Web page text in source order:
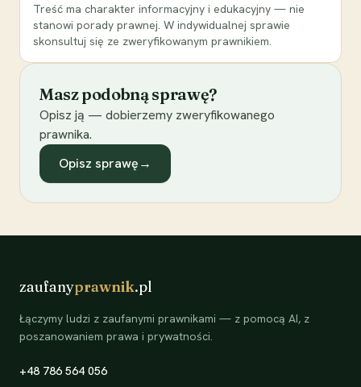
Treść ma charakter informacyjny i edukacyjny — nie
stanowi porady prawnej. W indywidualnej sprawie
skonsultuj się ze zweryfikowanym prawnikiem.
Masz podobną sprawę?
Opisz ją — dobierzemy zweryfikowanego
prawnika.
Opisz sprawę→
zaufanyprawnik.pl
Łączymy ludzi z zaufanymi prawnikami — z pomocą AI, z
poszanowaniem prawa i prywatności.
+48 786 564 056